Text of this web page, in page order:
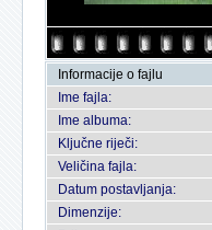
Informacije o fajlu
Ime fajla:
Ime albuma:
Ključne riječi:
Veličina fajla:
Datum postavljanja:
Dimenzije: